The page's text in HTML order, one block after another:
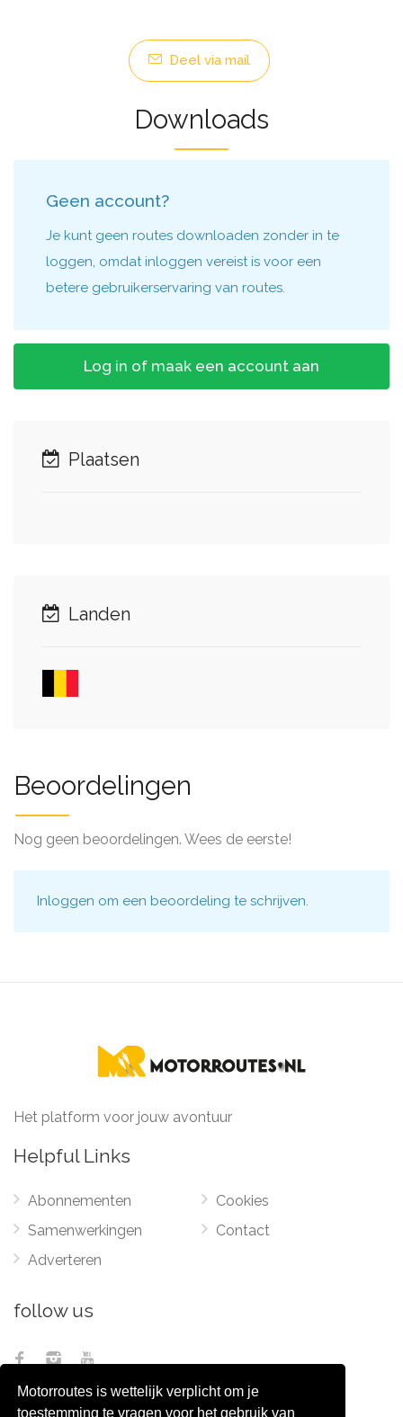
Motorroutes is wettelijk verplicht om je
toestemming te vragen voor het gebruik van
Deel via mail
Downloads
Geen account?
Je kunt geen routes downloaden zonder in te
loggen, omdat inloggen vereist is voor een
betere gebruikerservaring van routes.
Log in of maak een account aan
Plaatsen
Landen
Beoordelingen
Nog geen beoordelingen. Wees de eerste!
Inloggen om een beoordeling te schrijven.
Het platform voor jouw avontuur
Helpful Links
Abonnementen
Samenwerkingen
Adverteren
Cookies
Contact
follow us